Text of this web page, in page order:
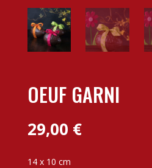
OEUF GARNI
29,00 €
14 x 10 cm